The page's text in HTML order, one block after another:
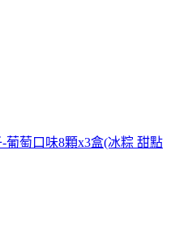
葡萄口味8顆x3盒(冰粽 甜點